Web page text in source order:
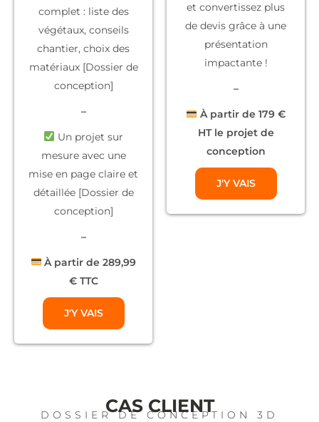
complet : liste des
végétaux, conseils
chantier, choix des
matériaux [Dossier de
conception]
–
Un projet sur
mesureavec une
mise en page claire et
détaillée [Dossier de
conception]
–
À partir de 289,99
€ TTC
J'Y VAIS
et convertissez plus
de devis grâce à une
présentation
impactante !
–
À partir de 179 €
HT le projet de
conception
J'Y VAIS
CAS CLIENT
DOSSIER DE CONCEPTION 3D